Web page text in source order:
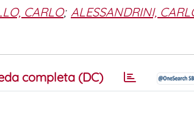
CARLO; ALESSANDRINI,
completa (DC)